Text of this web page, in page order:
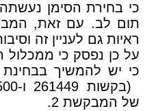
ראיות גם לעניין זה
על כן נפסק כי ממכלול
של המבקשת 2.